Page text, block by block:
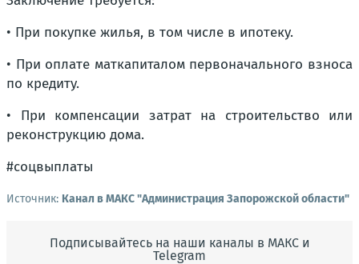
• При покупке жилья, в том числе в ипотеку.
• При оплате маткапиталом первоначального взноса
по кредиту.
• При компенсации затрат на строительство или
реконструкцию дома.
#соцвыплаты
Источник: Канал в МАКС "Администрация Запорожской области"
Подписывайтесь на наши каналы в МАКС и
Telegram